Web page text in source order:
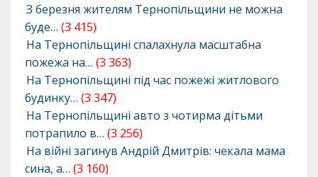
З березня жителям Тернопільщини не можна
буде… (3 415)
На Тернопільщині спалахнула масштабна
пожежа на… (3 363)
На Тернопільщині під час пожежі житлового
будинку… (3 347)
На Тернопільщині авто з чотирма дітьми
потрапило в… (3 256)
На війні загинув Андрій Дмитрів: чекала мама
сина, а… (3 160)